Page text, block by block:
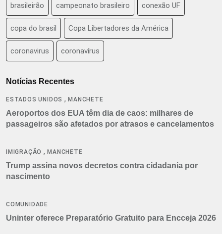
brasileirão campeonato brasileiro conexão UF
copa do brasil Copa Libertadores da América
coronavirus coronavírus
Notícias Recentes
ESTADOS UNIDOS ,MANCHETE
Aeroportos dos EUA têm dia de caos: milhares de
passageiros são afetados por atrasos e cancelamentos
IMIGRAÇÃO ,MANCHETE
Trump assina novos decretos contra cidadania por
nascimento
COMUNIDADE
Uninter oferece Preparatório Gratuito para Encceja 2026